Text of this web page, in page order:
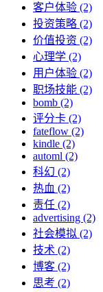
客户体验 (2)
投资策略 (2)
价值投资 (2)
心理学 (2)
用户体验 (2)
职场技能 (2)
bomb (2)
评分卡 (2)
fateflow (2)
kindle (2)
automl (2)
科幻 (2)
热血 (2)
责任 (2)
advertising (2)
社会模拟 (2)
技术 (2)
博客 (2)
思考 (2)